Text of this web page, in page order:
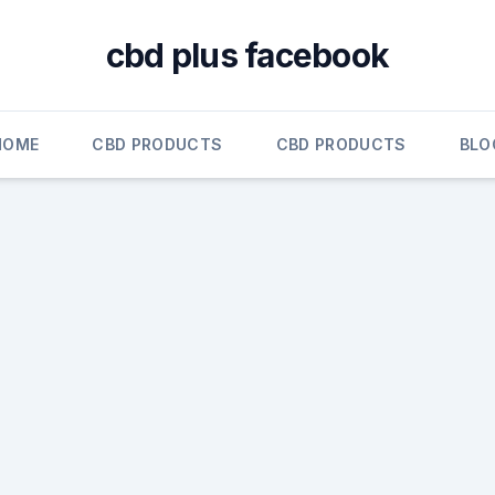
cbd plus facebook
CBD PRODUCTS CBD PRODUCTS